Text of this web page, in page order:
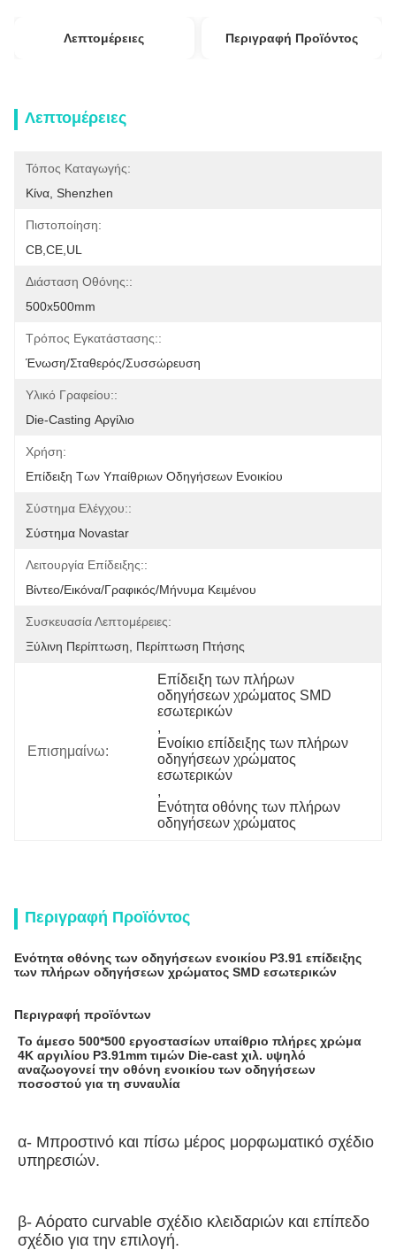
Λεπτομέρειες Περιγραφή Προϊόντος
Λεπτομέρειες
Τόπος Καταγωγής:
Κίνα, Shenzhen
Πιστοποίηση:
CB,CE,UL
Διάσταση Οθόνης::
500x500mm
Τρόπος Εγκατάστασης::
Ένωση/σταθερός/συσσώρευση
Υλικό Γραφείου::
Die-Casting Αργίλιο
Χρήση:
Επίδειξη Των Υπαίθριων Οδηγήσεων Ενοικίου
Σύστημα Ελέγχου::
Σύστημα Novastar
Λειτουργία Επίδειξης::
Βίντεο/εικόνα/γραφικός/μήνυμα Κειμένου
Συσκευασία Λεπτομέρειες:
Ξύλινη Περίπτωση, Περίπτωση Πτήσης
Επισημαίνω:
Επίδειξη των πλήρων
οδηγήσεων χρώματος SMD
εσωτερικών
,
Ενοίκιο επίδειξης των πλήρων
οδηγήσεων χρώματος
εσωτερικών
,
Ενότητα οθόνης των πλήρων
οδηγήσεων χρώματος
Περιγραφή Προϊόντος
Ενότητα οθόνης των οδηγήσεων ενοικίου P3.91 επίδειξης
των πλήρων οδηγήσεων χρώματος SMD εσωτερικών
Περιγραφή προϊόντων
Το άμεσο 500*500 εργοστασίων υπαίθριο πλήρες χρώμα
4K αργιλίου P3.91mm τιμών Die-cast χιλ. υψηλό
αναζωογονεί την οθόνη ενοικίου των οδηγήσεων
ποσοστού για τη συναυλία
α- Μπροστινό και πίσω μέρος μορφωματικό σχέδιο
υπηρεσιών.
β- Αόρατο curvable σχέδιο κλειδαριών και επίπεδο
σχέδιο για την επιλογή.